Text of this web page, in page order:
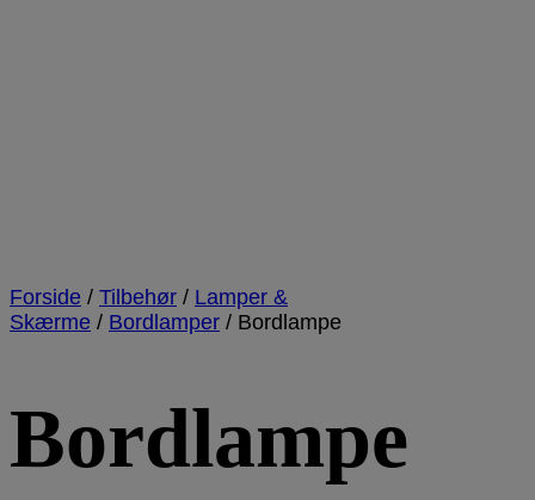
Forside / Tilbehør / Lamper &
Skærme / Bordlamper / Bordlampe
Bordlampe